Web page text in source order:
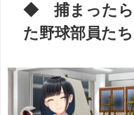
◆ 捕まったら
た野球部員た